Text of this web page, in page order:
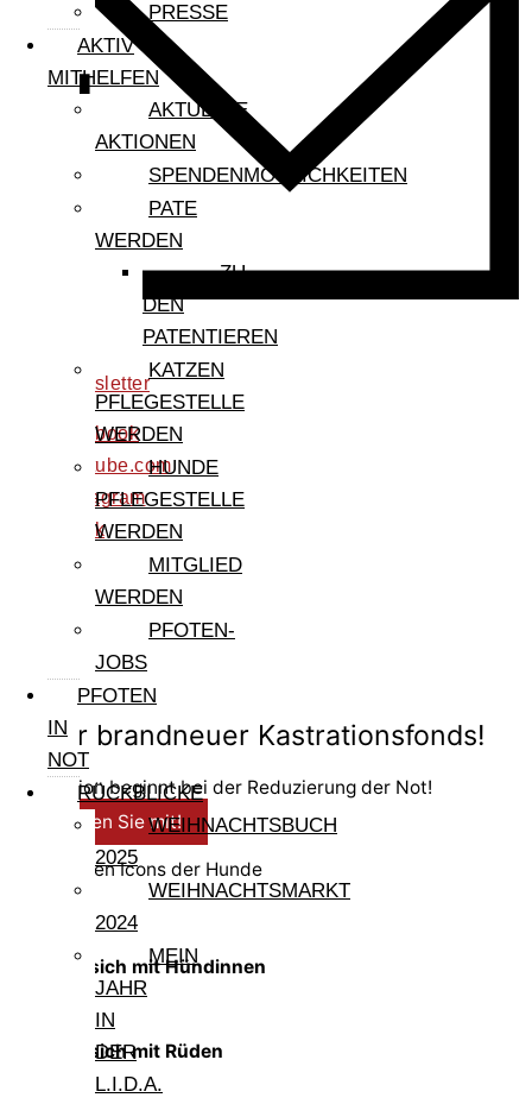
PRESSE
AKTIV
MITHELFEN
AKTUELLE
AKTIONEN
SPENDENMÖGLICHKEITEN
PATE
WERDEN
ZU
DEN
PATENTIEREN
KATZEN
PFLEGESTELLE
WERDEN
HUNDE
PFLEGESTELLE
WERDEN
MITGLIED
WERDEN
PFOTEN-
JOBS
PFOTEN
IN
NOT
RÜCKBLICKE
WEIHNACHTSBUCH
2025
WEIHNACHTSMARKT
2024
MEIN
JAHR
IN
DER
L.I.D.A.
newsletter
facebook
youtube.com
instagram
tiktok
© 2026 PfotenFreunde Sardinien e.V.
Unser brandneuer Kastrationsfonds!
Prävention beginnt bei der Reduzierung der Not!
Spenden Sie mit!
Infos zu den Icons der Hunde
Verträgt sich mit Hündinnen
Verträgt sich mit Rüden